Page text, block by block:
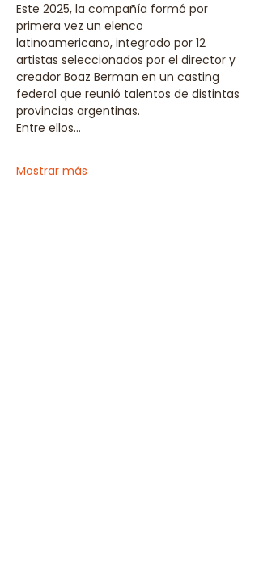
Este 2025, la compañía formó por
primera vez un elenco
latinoamericano, integrado por 12
artistas seleccionados por el director y
creador Boaz Berman en un casting
federal que reunió talentos de distintas
provincias argentinas.
Entre ellos…
Mostrar más